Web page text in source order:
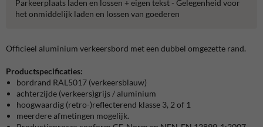
Parkeerplaats laden en lossen + eigen tekst - Gelegenheid voor
het onmiddelijk laden en lossen van goederen
Officieel aluminium verkeersbord met een dubbel omgezette rand.
Productspecificaties:
bordrand RAL5017 (verkeersblauw)
achterzijde (verkeers)grijs / aluminium
hoogwaardig (retro-)reflecterend klasse 3, 2 of 1
meerdere afmetingen mogelijk.